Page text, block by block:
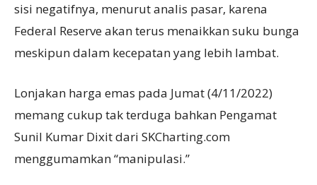
sisi negatifnya, menurut analis pasar, karena
Federal Reserve akan terus menaikkan suku bunga
meskipun dalam kecepatan yang lebih lambat.
Lonjakan harga emas pada Jumat (4/11/2022)
memang cukup tak terduga bahkan Pengamat
Sunil Kumar Dixit dari SKCharting.com
menggumamkan “manipulasi.”